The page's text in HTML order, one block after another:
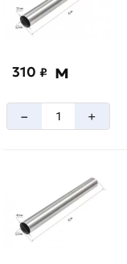
310 ₽ м
– +